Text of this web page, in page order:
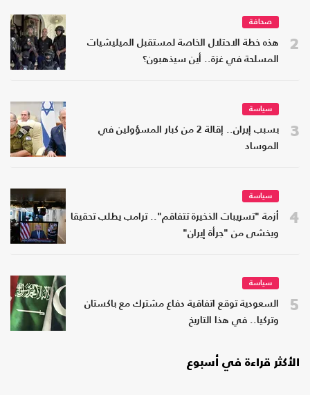
2
صحافة
هذه خطة الاحتلال الخاصة لمستقبل الميليشيات
المسلحة في غزة.. أين سيذهبون؟
3
سياسة
بسبب إيران.. إقالة 2 من كبار المسؤولين في
الموساد
4
سياسة
أزمة "تسريبات الذخيرة تتفاقم".. ترامب يطلب تحقيقا
ويخشى من "جرأة إيران"
5
سياسة
السعودية توقع اتفاقية دفاع مشترك مع باكستان
وتركيا.. في هذا التاريخ
الأكثر قراءة في أسبوع